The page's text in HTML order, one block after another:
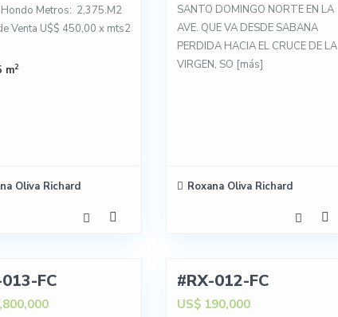
Metros: 2,375.M2
Venta U$$ 450,00 x mts2
m2
Oliva Richard
SANTO DOMINGO NORTE EN LA
AVE. QUE VA DESDE SABANA
PERDIDA HACIA EL CRUCE DE LA
VIRGEN, SO [más]
Roxana Oliva Richard
FC #RX-012-FC
US$ 190,000